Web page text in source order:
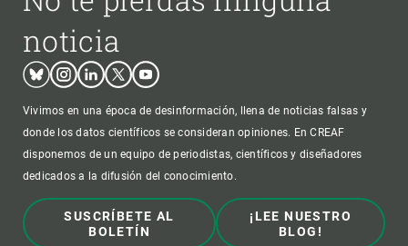
noticia
BlueskyInstagram
LinkedinTwitterYoutube
Vivimos en una época de desinformación, llena de noticias falsas y
donde los datos científicos se consideran opiniones. En CREAF
disponemos de un equipo de periodistas, científicos y diseñadores
dedicados a la difusión del conocimiento.
SUSCRÍBETE AL
BOLETÍN
¡LEE NUESTRO
BLOG!